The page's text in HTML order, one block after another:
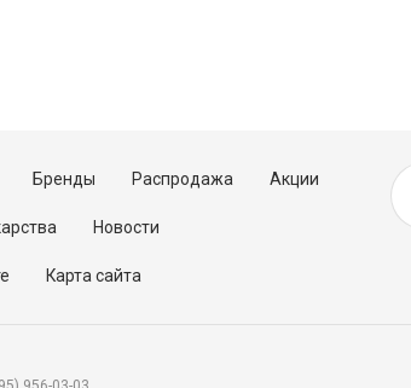
Бренды Распродажа Акции
Новости
Карта сайта